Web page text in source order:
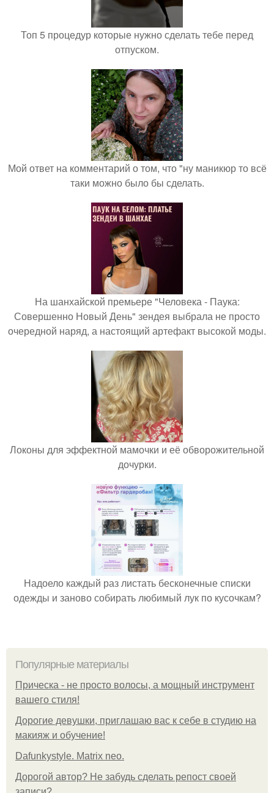
Топ 5 процедур которые нужно сделать тебе перед
отпуском.
Мой ответ на комментарий о том, что "ну маникюр то всё
таки можно было бы сделать.
На шанхайской премьере "Человека - Паука:
Совершенно Новый День" зендея выбрала не просто
очередной наряд, а настоящий артефакт высокой моды.
Локоны для эффектной мамочки и её обворожительной
дочурки.
Надоело каждый раз листать бесконечные списки
одежды и заново собирать любимый лук по кусочкам?
Популярные материалы
Прическа - не просто волосы, а мощный инструмент
вашего стиля!
Дорогие девушки, приглашаю вас к себе в студию на
макияж и обучение!
Dafunkystyle. Matrix neo.
Дорогой автор? Не забудь сделать репост своей